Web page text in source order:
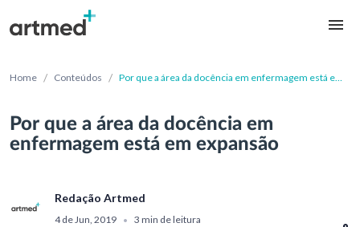
Home / Conteúdos / Por que a área da docência em enfermagem está em
Por que a área da docência em
enfermagem está em expansão
Redação Artmed
4 de Jun, 2019 • 3 min de leitura